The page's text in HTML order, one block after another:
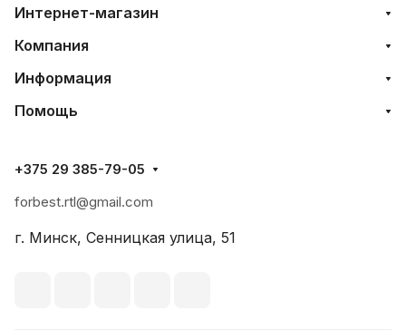
Интернет-магазин
Компания
Информация
Помощь
+375 29 385-79-05
forbest.rtl@gmail.com
г. Минск, Сенницкая улица, 51